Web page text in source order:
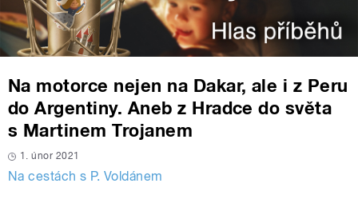
Na motorce nejen na Dakar, ale i z Peru
do Argentiny. Aneb z Hradce do světa
s Martinem Trojanem
1. únor 2021
Na cestách s P. Voldánem